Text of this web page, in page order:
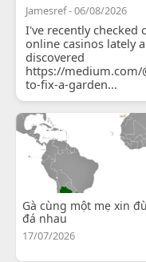
Jamesref - 06/08/2026
I've recently checked
online casinos lately
discovered
https://medium.com/
to-fix-a-garden...
Gà cùng một mẹ xin
đá nhau
17/07/2026